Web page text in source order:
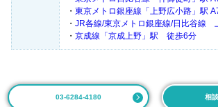
・ 東京メトロ銀座線「上野広小路」駅
・ JR各線/東京メトロ銀座線/日比谷線
・ 京成線「京成上野」駅 徒歩6分
03-6284-4180 相